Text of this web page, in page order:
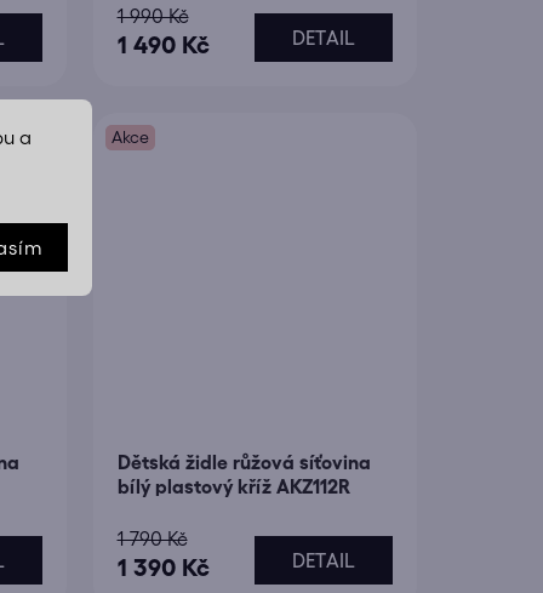
a
1 490 Kč
1 990 Kč
DETAIL
Akce
Dětská židle růžová síťovina
bílý plastový kříž AKZ112R
1 390 Kč
1 790 Kč
DETAIL